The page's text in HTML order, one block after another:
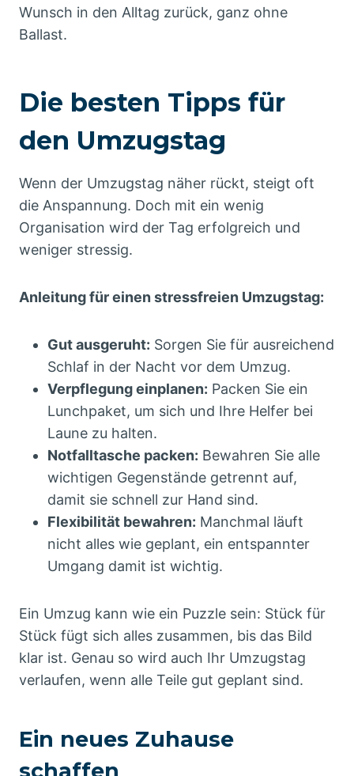
Wunsch in den Alltag zurück, ganz ohne
Ballast.
Die besten Tipps für
den Umzugstag
Wenn der Umzugstag näher rückt, steigt oft
die Anspannung. Doch mit ein wenig
Organisation wird der Tag erfolgreich und
weniger stressig.
Anleitung für einen stressfreien Umzugstag:
Gut ausgeruht: Sorgen Sie für ausreichend
Schlaf in der Nacht vor dem Umzug.
Verpflegung einplanen: Packen Sie ein
Lunchpaket, um sich und Ihre Helfer bei
Laune zu halten.
Notfalltasche packen: Bewahren Sie alle
wichtigen Gegenstände getrennt auf,
damit sie schnell zur Hand sind.
Flexibilität bewahren: Manchmal läuft
nicht alles wie geplant, ein entspannter
Umgang damit ist wichtig.
Ein Umzug kann wie ein Puzzle sein: Stück für
Stück fügt sich alles zusammen, bis das Bild
klar ist. Genau so wird auch Ihr Umzugstag
verlaufen, wenn alle Teile gut geplant sind.
Ein neues Zuhause
schaffen